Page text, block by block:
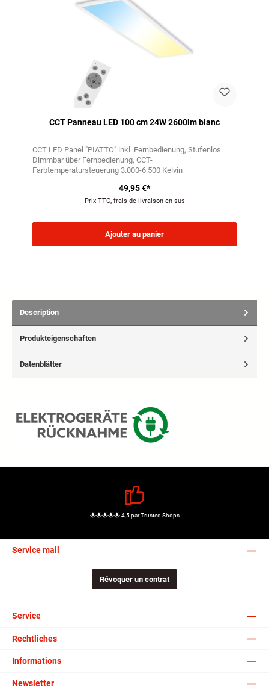
CCT Panneau LED 100 cm 24W 2600lm blanc
CCT LED Panel "PIATTO" inkl. Fernbedienung Stufenlos
Dimmbar über Fernbedienung CCT-
Farbtemperatursteuerung 3.000-6.500 Kelvin
49,95 €*
Prix TTC, frais de livraison en sus
Ajouter au panier
Description
Produkteigenschaften
Datenblätter
🌟🌟🌟🌟🌟 4,5 par Trusted Shops
Service mail
Révoquer un contrat
Service
Rechtliches
Informations
Newsletter